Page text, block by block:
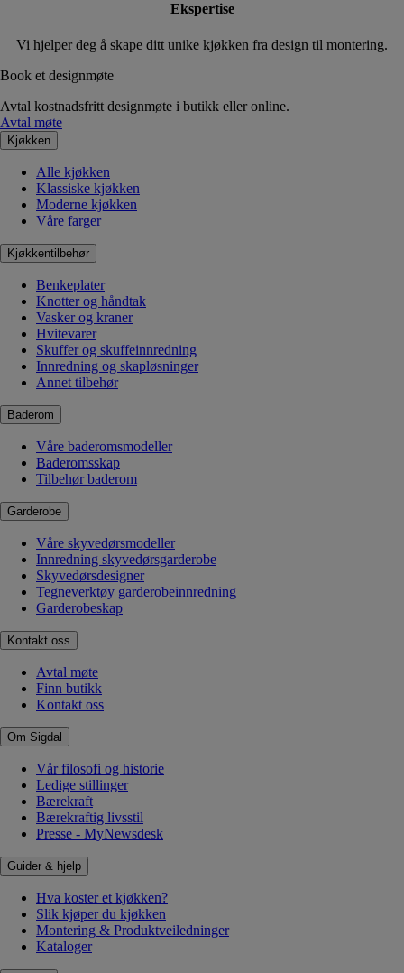
Ekspertise
Vi hjelper deg å skape ditt unike kjøkken fra design til montering.
Book et designmøte
Avtal kostnadsfritt designmøte i butikk eller online.
Avtal møte
Kjøkken
Alle kjøkken
Klassiske kjøkken
Moderne kjøkken
Våre farger
Kjøkkentilbehør
Benkeplater
Knotter og håndtak
Vasker og kraner
Hvitevarer
Skuffer og skuffeinnredning
Innredning og skapløsninger
Annet tilbehør
Baderom
Våre baderomsmodeller
Baderomsskap
Tilbehør baderom
Garderobe
Våre skyvedørsmodeller
Innredning skyvedørsgarderobe
Skyvedørsdesigner
Tegneverktøy garderobeinnredning
Garderobeskap
Kontakt oss
Avtal møte
Finn butikk
Kontakt oss
Om Sigdal
Vår filosofi og historie
Ledige stillinger
Bærekraft
Bærekraftig livsstil
Presse - MyNewsdesk
Guider & hjelp
Hva koster et kjøkken?
Slik kjøper du kjøkken
Montering & Produktveiledninger
Kataloger